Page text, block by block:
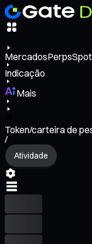
MercadosPerpsSpot
Indicação
Mais
Token/carteira de
/
Atividade